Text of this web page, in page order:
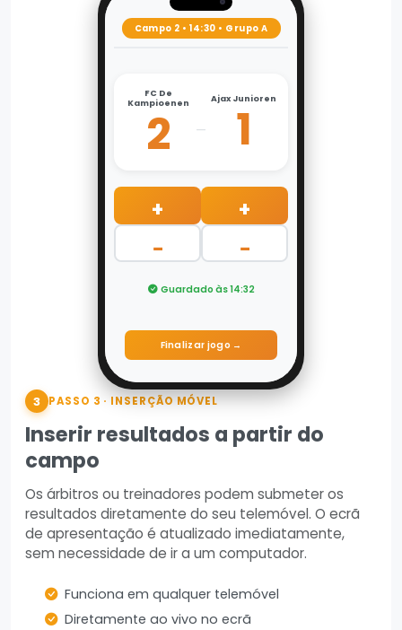
Campo 2 • 14:30 • Grupo A
FC De
Kampioenen
2 –
Ajax Junioren
1
+
−
+
−
Guardado às 14:32
Finalizar jogo →
3 PASSO 3 · INSERÇÃO MÓVEL
Inserir resultados a partir do
campo
Os árbitros ou treinadores podem submeter os
resultados diretamente do seu telemóvel. O ecrã
de apresentação é atualizado imediatamente,
sem necessidade de ir a um computador.
Funciona em qualquer telemóvel
Diretamente ao vivo no ecrã